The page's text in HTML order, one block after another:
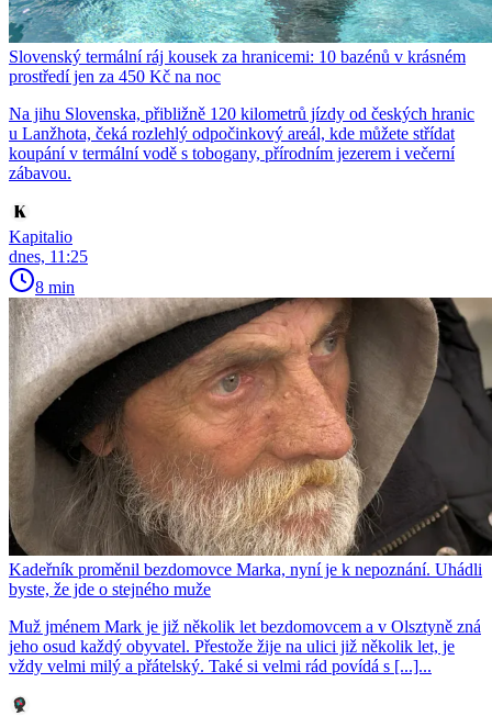
Slovenský termální ráj kousek za hranicemi: 10 bazénů v krásném
prostředí jen za 450 Kč na noc
Na jihu Slovenska, přibližně 120 kilometrů jízdy od českých hranic
u Lanžhota, čeká rozlehlý odpočinkový areál, kde můžete střídat
koupání v termální vodě s tobogany, přírodním jezerem i večerní
zábavou.
Kapitalio
dnes, 11:25
8 min
Kadeřník proměnil bezdomovce Marka, nyní je k nepoznání. Uhádli
byste, že jde o stejného muže
Muž jménem Mark je již několik let bezdomovcem a v Olsztyně zná
jeho osud každý obyvatel. Přestože žije na ulici již několik let, je
vždy velmi milý a přátelský. Také si velmi rád povídá s [...]...